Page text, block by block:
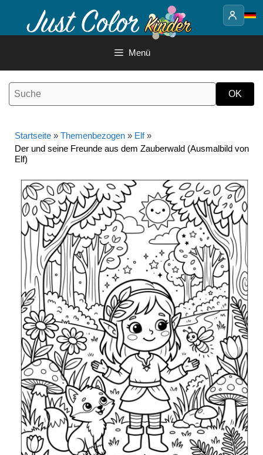
Inhalt
Menü
Startseite » Themenbezogen » Elf»
Der und seine Freunde aus dem Zauberwald (Ausmalbild von
Elf)